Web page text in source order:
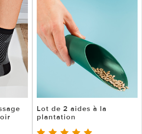
Lot de 2 aides à la
plantation